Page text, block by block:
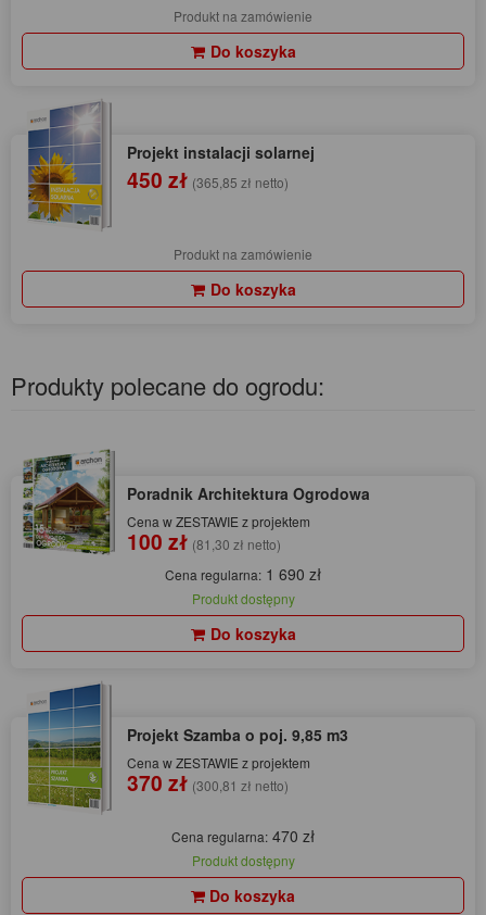
Produkt na zamówienie
Do koszyka
Projekt instalacji solarnej
450 zł (365,85 zł netto)
Produkt na zamówienie
Do koszyka
Produkty polecane do ogrodu:
Poradnik Architektura Ogrodowa
Cena w ZESTAWIE z projektem
100 zł (81,30 zł netto)
Cena regularna: 1 690 zł
Produkt dostępny
Do koszyka
Projekt Szamba o poj. 9,85 m3
Cena w ZESTAWIE z projektem
370 zł (300,81 zł netto)
Cena regularna: 470 zł
Produkt dostępny
Do koszyka